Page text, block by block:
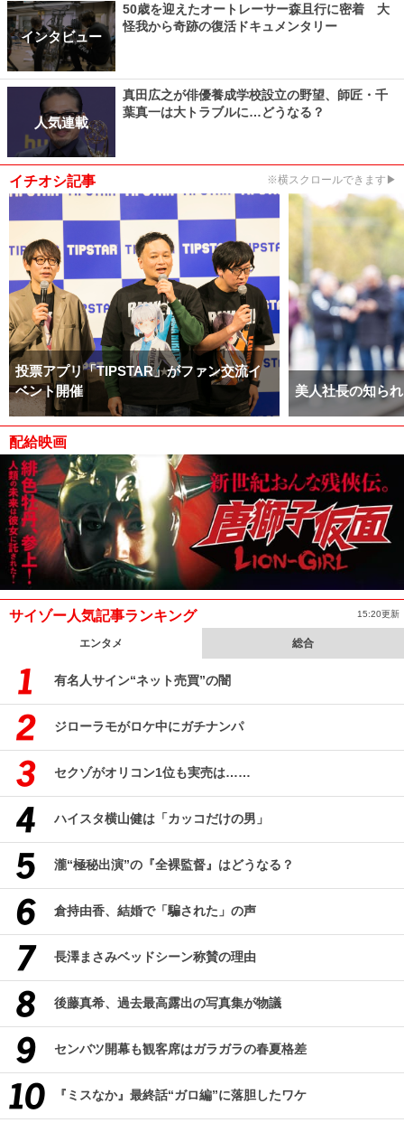
インタビュー
50歳を迎えたオートレーサー森且行に密着 大
怪我から奇跡の復活ドキュメンタリー
人気連載
真田広之が俳優養成学校設立の野望、師匠・千
葉真一は大トラブルに…どうなる？
イチオシ記事 ※横スクロールできます▶
投票アプリ「TIPSTAR」がファン交流イ
ベント開催
美人社長の知ら
配給映画
サイゾー人気記事ランキング 15:20更新
エンタメ 総合
有名人サイン“ネット売買”の闇
ジローラモがロケ中にガチナンパ
セクゾがオリコン1位も実売は……
ハイスタ横山健は「カッコだけの男」
瀧“極秘出演”の『全裸監督』はどうなる？
倉持由香、結婚で「騙された」の声
長澤まさみベッドシーン称賛の理由
後藤真希、過去最高露出の写真集が物議
センバツ開幕も観客席はガラガラの春夏格差
『ミスなか』最終話“ガロ編”に落胆したワケ